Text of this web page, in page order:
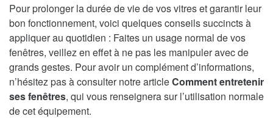
Pour prolonger la durée de vie de vos vitres et garantir leur
bon fonctionnement, voici quelques conseils succincts à
appliquer au quotidien : Faites un usage normal de vos
fenêtres, veillez en effet à ne pas les manipuler avec de
grands gestes. Pour avoir un complément d’informations,
n’hésitez pas à consulter notre articleComment entretenir
ses fenêtres, qui vous renseignera sur l’utilisation normale
de cet équipement.